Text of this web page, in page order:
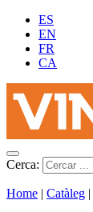
ES
EN
FR
CA
Cerca:
Home | Catàleg |